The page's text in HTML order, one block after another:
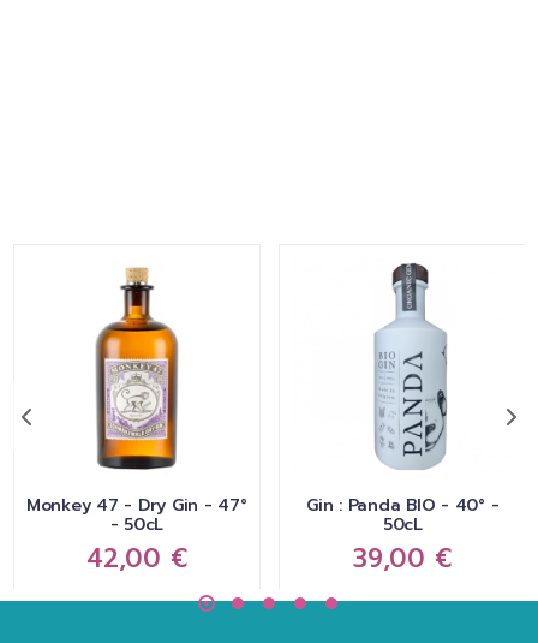
Monkey 47 - Dry Gin - 47°
- 50cL
42,00 €
Gin : Panda BIO - 40° -
50cL
39,00 €